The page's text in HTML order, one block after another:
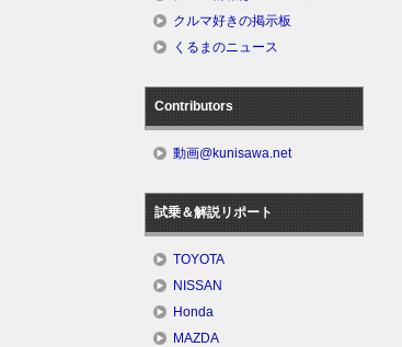
クルマ好きの掲示板
くるまのニュース
Contributors
動画@kunisawa.net
試乗＆解説リポート
TOYOTA
NISSAN
Honda
MAZDA